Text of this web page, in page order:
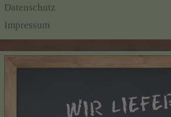
Datenschutz
Impressum